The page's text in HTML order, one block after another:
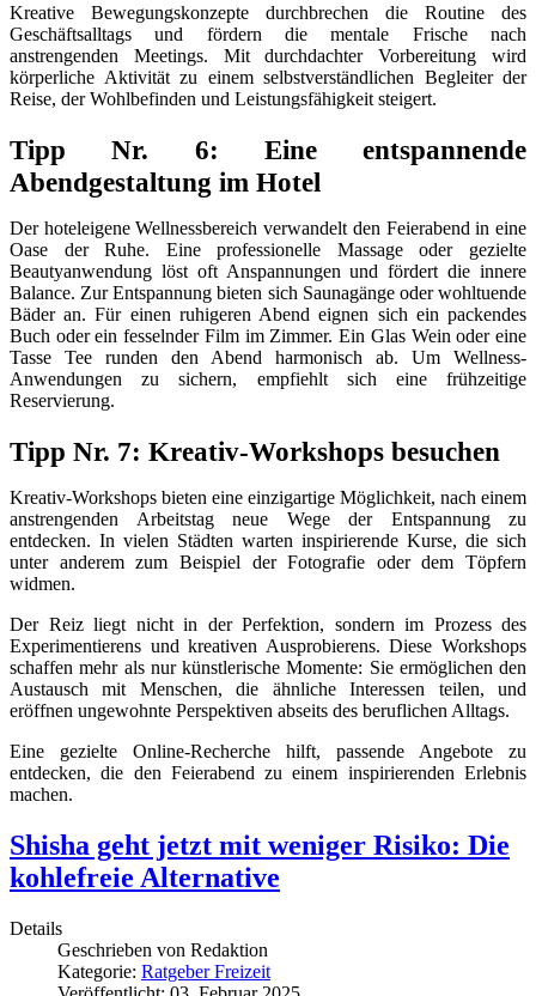
Kreative Bewegungskonzepte durchbrechen die Routine des
Geschäftsalltags und fördern die mentale Frische nach
anstrengenden Meetings. Mit durchdachter Vorbereitung wird
körperliche Aktivität zu einem selbstverständlichen Begleiter der
Reise, der Wohlbefinden und Leistungsfähigkeit steigert.
Tipp Nr. 6: Eine entspannende
Abendgestaltung im Hotel
Der hoteleigene Wellnessbereich verwandelt den Feierabend in eine
Oase der Ruhe. Eine professionelle Massage oder gezielte
Beautyanwendung löst oft Anspannungen und fördert die innere
Balance. Zur Entspannung bieten sich Saunagänge oder wohltuende
Bäder an. Für einen ruhigeren Abend eignen sich ein packendes
Buch oder ein fesselnder Film im Zimmer. Ein Glas Wein oder eine
Tasse Tee runden den Abend harmonisch ab. Um Wellness-
Anwendungen zu sichern, empfiehlt sich eine frühzeitige
Reservierung.
Tipp Nr. 7: Kreativ-Workshops besuchen
Kreativ-Workshops bieten eine einzigartige Möglichkeit, nach einem
anstrengenden Arbeitstag neue Wege der Entspannung zu
entdecken. In vielen Städten warten inspirierende Kurse, die sich
unter anderem zum Beispiel der Fotografie oder dem Töpfern
widmen.
Der Reiz liegt nicht in der Perfektion, sondern im Prozess des
Experimentierens und kreativen Ausprobierens. Diese Workshops
schaffen mehr als nur künstlerische Momente: Sie ermöglichen den
Austausch mit Menschen, die ähnliche Interessen teilen, und
eröffnen ungewohnte Perspektiven abseits des beruflichen Alltags.
Eine gezielte Online-Recherche hilft, passende Angebote zu
entdecken, die den Feierabend zu einem inspirierenden Erlebnis
machen.
Shisha geht jetzt mit weniger Risiko: Die
kohlefreie Alternative
Details
Geschrieben von Redaktion
Kategorie: Ratgeber Freizeit